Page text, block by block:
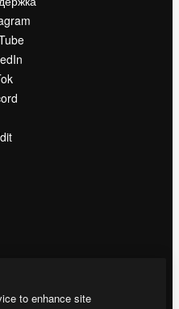
to enhance site